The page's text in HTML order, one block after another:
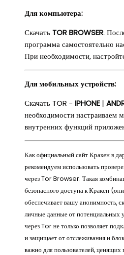
Для компьютера:
Скачать TOR BROWSER.
программа самостоятельно
При необходимости,
Для мобильных устройств:
Скачать TOR -IPHONE |
необходимости
внутренних функций
Как официальный сайт Кракен в
рекомендуем использовать
через Tor Browser. Такая
безопасного доступа к Кракен
обеспечивает вашу анонимность,
личные данные от потенциальных
через Tor не только позволяет
и защищает от отслеживания и
важно для пользователей, ценящих